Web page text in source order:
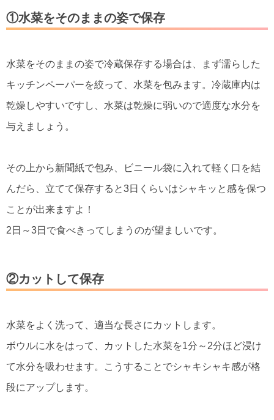
①水菜をそのままの姿で保存
水菜をそのままの姿で冷蔵保存する場合は、まず濡らした
キッチンペーパーを絞って、水菜を包みます。冷蔵庫内は
乾燥しやすいですし、水菜は乾燥に弱いので適度な水分を
与えましょう。
その上から新聞紙で包み、ビニール袋に入れて軽く口を結
んだら、立てて保存すると3日くらいはシャキッと感を保つ
ことが出来ますよ！
2日～3日で食べきってしまうのが望ましいです。
②カットして保存
水菜をよく洗って、適当な長さにカットします。
ボウルに水をはって、カットした水菜を1分～2分ほど浸け
て水分を吸わせます。こうすることでシャキシャキ感が格
段にアップします。